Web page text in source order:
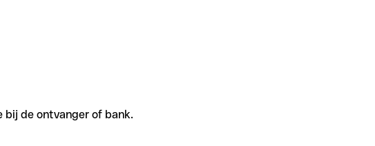
bij de ontvanger of bank.